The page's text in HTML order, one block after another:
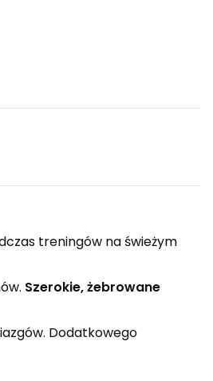
treningów na świeżym
Szerokie, żebrowane
Dodatkowego